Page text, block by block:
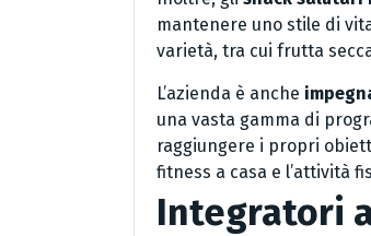
mantenere uno stile di
varietà, tra cui frutta
L’azienda è anche
una vasta gamma di
raggiungere i propri
fitness a casa e l’attività
Integratori